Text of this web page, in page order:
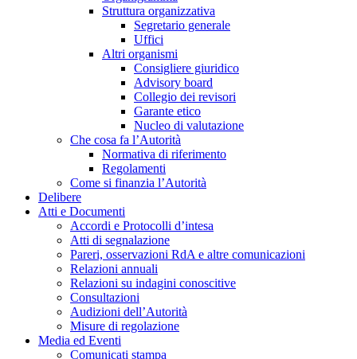
Struttura organizzativa
Segretario generale
Uffici
Altri organismi
Consigliere giuridico
Advisory board
Collegio dei revisori
Garante etico
Nucleo di valutazione
Che cosa fa l’Autorità
Normativa di riferimento
Regolamenti
Come si finanzia l’Autorità
Delibere
Atti e Documenti
Accordi e Protocolli d’intesa
Atti di segnalazione
Pareri, osservazioni RdA e altre comunicazioni
Relazioni annuali
Relazioni su indagini conoscitive
Consultazioni
Audizioni dell’Autorità
Misure di regolazione
Media ed Eventi
Comunicati stampa